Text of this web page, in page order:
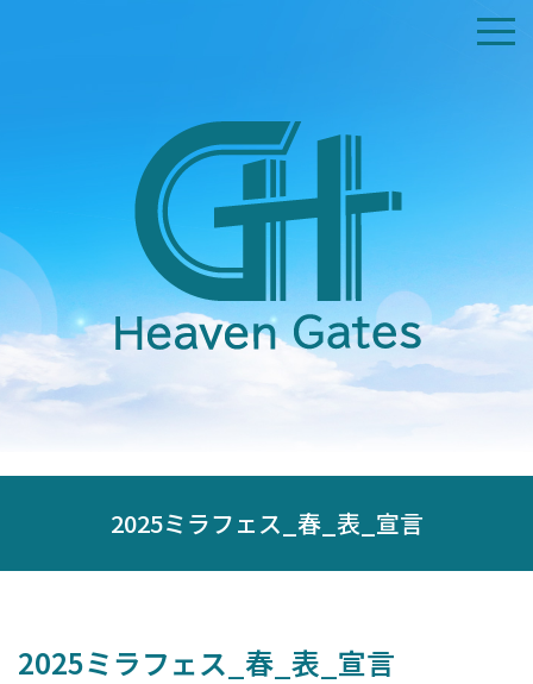
交通アクセス
礼拝時間
証集
2025ミラフェス_春_表_宣言
2025ミラフェス_春_表_宣言